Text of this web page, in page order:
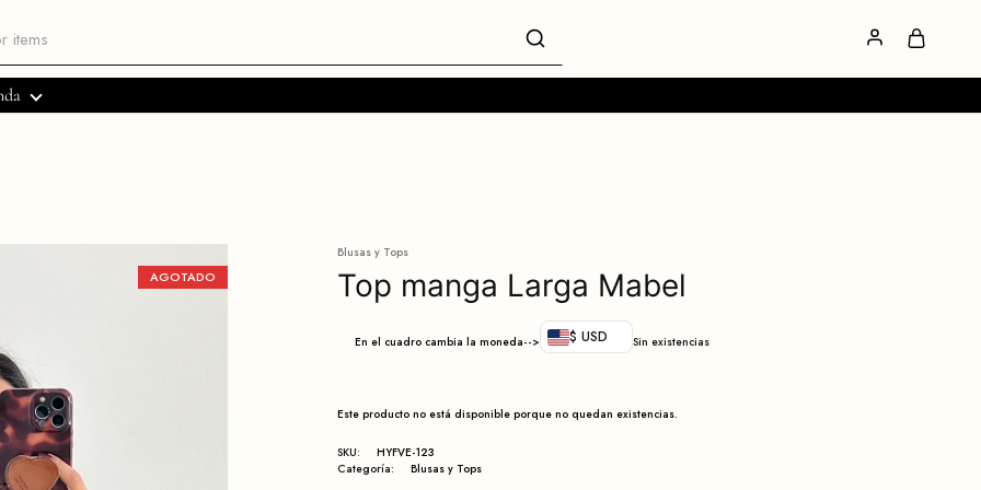
AGOTADO
Blusas y Tops
Top manga Larga Mabel
En el cuadro cambia la moneda--> $ USD Sin existencias
Este producto no está disponible porque no quedan existencias.
SKU:
HYFVE-123
Categoría:
Blusas y Tops